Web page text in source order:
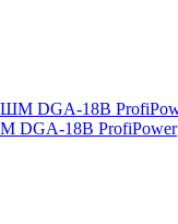
DGA-18B ProfiPower